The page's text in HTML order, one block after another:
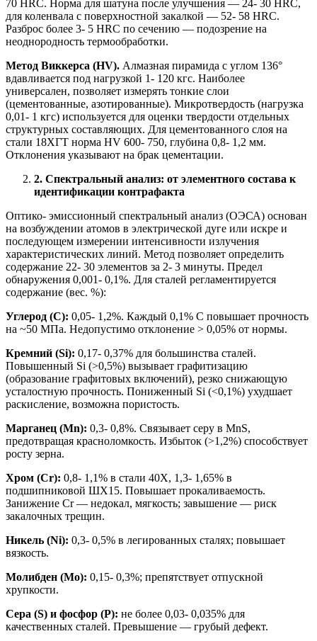
70 HRC. Норма для шатуна после улучшения — 24- 30 HRC,
для коленвала с поверхностной закалкой — 52- 58 HRC.
Разброс более 3- 5 HRC по сечению — подозрение на
неоднородность термообработки.
Метод Виккерса (HV). Алмазная пирамида с углом 136°
вдавливается под нагрузкой 1- 120 кгс. Наиболее
универсален, позволяет измерять тонкие слои
(цементованные, азотированные). Микротвердость (нагрузка
0,01- 1 кгс) используется для оценки твердости отдельных
структурных составляющих. Для цементованного слоя на
стали 18ХГТ норма HV 600- 750, глубина 0,8- 1,2 мм.
Отклонения указывают на брак цементации.
2. Спектральный анализ: от элементного состава к
идентификации контрафакта
Оптико- эмиссионный спектральный анализ (ОЭСА) основан
на возбуждении атомов в электрической дуге или искре и
последующем измерении интенсивности излучения
характеристических линий. Метод позволяет определить
содержание 22- 30 элементов за 2- 3 минуты. Предел
обнаружения 0,001- 0,1%. Для сталей регламентируется
содержание (вес. %):
Углерод (C): 0,05- 1,2%. Каждый 0,1% C повышает прочность
на ~50 МПа. Недопустимо отклонение > 0,05% от нормы.
Кремний (Si): 0,17- 0,37% для большинства сталей.
Повышенный Si (>0,5%) вызывает графитизацию
(образование графитовых включений), резко снижающую
усталостную прочность. Пониженный Si (<0,1%) ухудшает
раскисление, возможна пористость.
Марганец (Mn): 0,3- 0,8%. Связывает серу в MnS,
предотвращая красноломкость. Избыток (>1,2%) способствует
росту зерна.
Хром (Cr): 0,8- 1,1% в стали 40Х, 1,3- 1,65% в
подшипниковой ШХ15. Повышает прокаливаемость.
Занижение Cr — недокал, мягкость; завышение — риск
закалочных трещин.
Никель (Ni): 0,3- 0,5% в легированных сталях; повышает
вязкость.
Молибден (Mo): 0,15- 0,3%; препятствует отпускной
хрупкости.
Сера (S) и фосфор (P): не более 0,03- 0,035% для
качественных сталей. Превышение — грубый дефект.